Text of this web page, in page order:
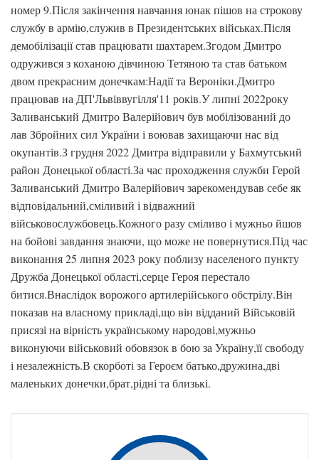
номер 9.Після закінчення навчання юнак пішов на строкову
службу в армію,служив в Президентських військах.Після
демобілізації став працювати шахтарем.Згодом Дмитро
одружився з коханою дівчиною Тетяною та став батьком
двом прекрасним донечкам:Надії та Вероніки.Дмитро
працював на ДП'Львіввугілля'11 років.У липні 2022року
Заливанський Дмитро Валерійович був мобілізований до
лав Збройних сил України і воював захищаючи нас від
окупантів.З грудня 2022 Дмитра відправили у Бахмутський
район Донецької області.За час проходження служби Герой
Заливанський Дмитро Валерійович зарекомендував себе як
відповідальний,сміливий і відважний
військовослужбовець.Кожного разу сміливо і мужньо йшов
на бойові завдання знаючи, що може не повернутися.Під час
виконання 25 липня 2023 року поблизу населеного пункту
Дружба Донецької області,серце Героя перестало
битися.Внаслідок ворожого артилерійського обстрілу.Він
показав на власному прикладі,що він відданий Військовій
присязі на вірність українському народові,мужньо
виконуючи військовий обовязок в бою за Україну,її свободу
і незалежність.В скорботі за Героєм батько,дружина,дві
маленьких донечки,брат,рідні та близькі.